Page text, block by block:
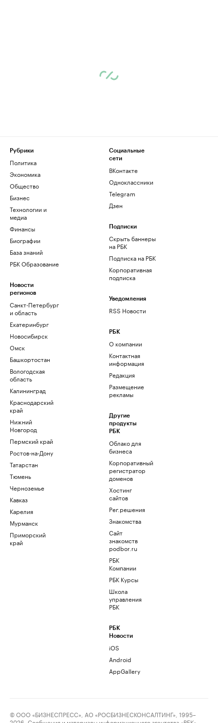
Рубрики
Политика
Экономика
Общество
Бизнес
Технологии и
медиа
Финансы
Биографии
База знаний
РБК Образование
Новости
регионов
Санкт-Петербург
и область
Екатеринбург
Новосибирск
Омск
Башкортостан
Вологодская
область
Калининград
Краснодарский
край
Нижний
Новгород
Пермский край
Ростов-на-Дону
Татарстан
Тюмень
Черноземье
Кавказ
Карелия
Мурманск
Приморский
край
Социальные
сети
ВКонтакте
Одноклассники
Telegram
Дзен
Подписки
Скрыть баннеры
на РБК
Подписка на РБК
Корпоративная
подписка
Уведомления
RSS Новости
РБК
О компании
Контактная
информация
Редакция
Размещение
рекламы
Другие
продукты
РБК
Облако для
бизнеса
Корпоративный
регистратор
доменов
Хостинг
сайтов
Рег.решения
Знакомства
Сайт
знакомств
podbor.ru
РБК
Компании
РБК Курсы
Школа
управления
РБК
РБК
Новости
iOS
Android
AppGallery
© ООО «БИЗНЕСПРЕСС», АО «РОСБИЗНЕСКОНСАЛТИНГ», 1995–